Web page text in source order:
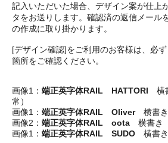
記入いただいた場合、デザイン案が仕上
タをお送りします。確認済の返信メール
の作成に取り掛かります。
[デザイン確認]をご利用のお客様は、必ず
箇所をご確認ください。
画像1： 端正英字体RAIL HATTORI 横
常）
画像1： 端正英字体RAIL Oliver横書き
画像2： 端正英字体RAIL oota 横書き
画像1： 端正英字体RAIL SUDO 横書